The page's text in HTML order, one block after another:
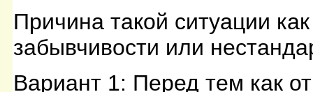
Причина такой ситуации
забывчивости или
Вариант 1: Перед тем как